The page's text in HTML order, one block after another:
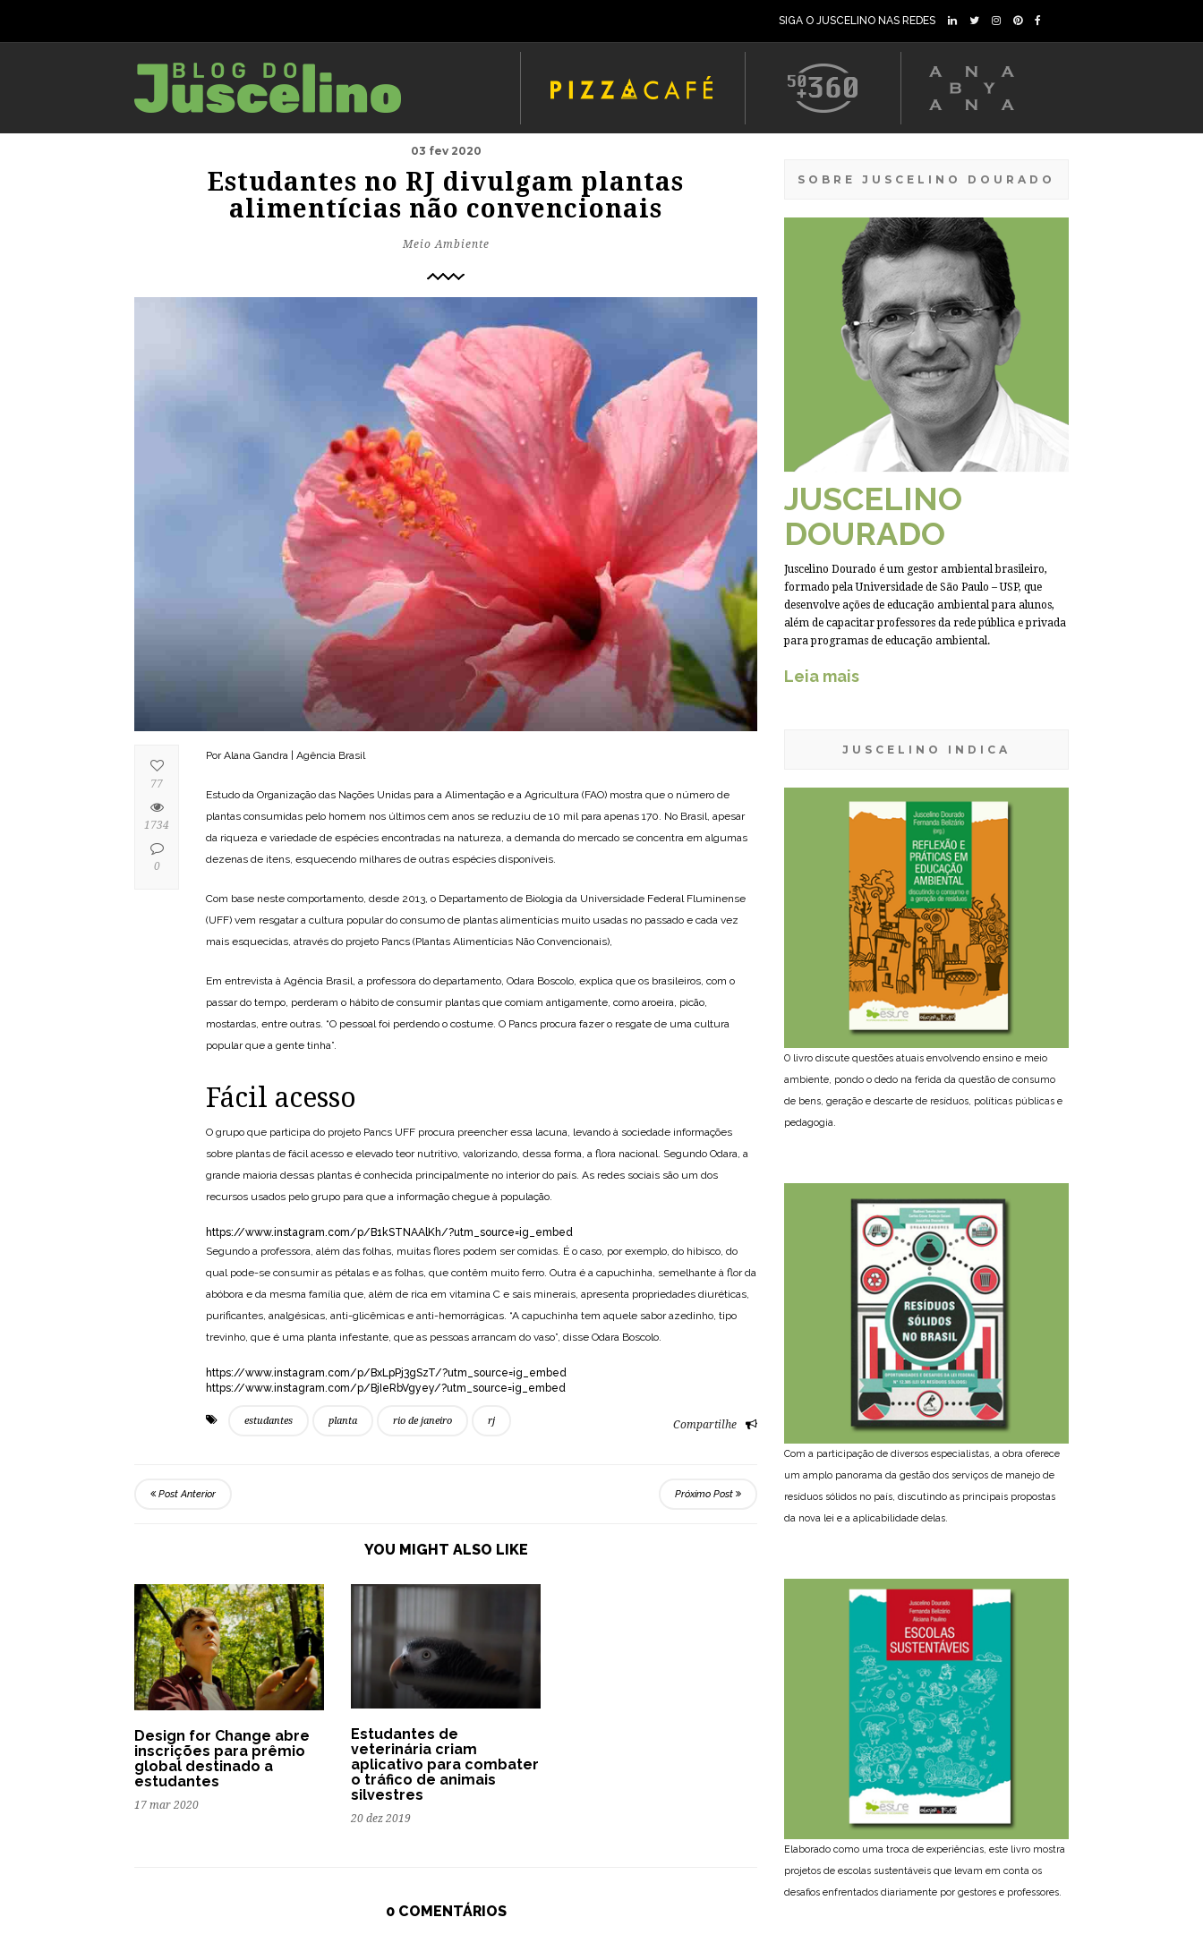
SIGA O JUSCELINO NAS REDES
03 fev 2020
Estudantes no RJ divulgam plantas
alimentícias não convencionais
Meio Ambiente
Por Alana Gandra | Agência Brasil
Estudo da Organização das Nações Unidas para a Alimentação e a Agricultura (FAO) mostra que o número de
plantas consumidas pelo homem nos últimos cem anos se reduziu de 10 mil para apenas 170. No Brasil, apesar
da riqueza e variedade de espécies encontradas na natureza, a demanda do mercado se concentra em algumas
dezenas de itens, esquecendo milhares de outras espécies disponíveis.
Com base neste comportamento, desde 2013, o Departamento de Biologia da Universidade Federal Fluminense
(UFF) vem resgatar a cultura popular do consumo de plantas alimentícias muito usadas no passado e cada vez
mais esquecidas, através do projeto Pancs (Plantas Alimentícias Não Convencionais),
Em entrevista à Agência Brasil, a professora do departamento, Odara Boscolo, explica que os brasileiros, com o
passar do tempo, perderam o hábito de consumir plantas que comiam antigamente, como aroeira, picão,
mostardas, entre outras. “O pessoal foi perdendo o costume. O Pancs procura fazer o resgate de uma cultura
popular que a gente tinha”.
Fácil acesso
O grupo que participa do projeto Pancs UFF procura preencher essa lacuna, levando à sociedade informações
sobre plantas de fácil acesso e elevado teor nutritivo, valorizando, dessa forma, a flora nacional. Segundo Odara, a
grande maioria dessas plantas é conhecida principalmente no interior do país. As redes sociais são um dos
recursos usados pelo grupo para que a informação chegue à população.
https://www.instagram.com/p/B1kSTNAAlKh/?utm_source=ig_embed
Segundo a professora, além das folhas, muitas flores podem ser comidas. É o caso, por exemplo, do hibisco, do
qual pode-se consumir as pétalas e as folhas, que contêm muito ferro. Outra é a capuchinha, semelhante à flor da
abóbora e da mesma família que, além de rica em vitamina C e sais minerais, apresenta propriedades diuréticas,
purificantes, analgésicas, anti-glicêmicas e anti-hemorrágicas. “A capuchinha tem aquele sabor azedinho, tipo
trevinho, que é uma planta infestante, que as pessoas arrancam do vaso”, disse Odara Boscolo.
https://www.instagram.com/p/BxLpPj3gSzT/?utm_source=ig_embed
https://www.instagram.com/p/BjIeRbVgyey/?utm_source=ig_embed
estudantes planta rio de janeiro rj Compartilhe
77
1734
0
Post Anterior Próximo Post
YOU MIGHT ALSO LIKE
Design for Change abre
inscrições para prêmio
global destinado a
estudantes
17 mar 2020
Estudantes de
veterinária criam
aplicativo para combater
o tráfico de animais
silvestres
20 dez 2019
0 COMENTÁRIOS
SOBRE JUSCELINO DOURADO
JUSCELINO
DOURADO
Juscelino Dourado é um gestor ambiental brasileiro,
formado pela Universidade de São Paulo – USP, que
desenvolve ações de educação ambiental para alunos,
além de capacitar professores da rede pública e privada
para programas de educação ambiental.
Leia mais
JUSCELINO INDICA
O livro discute questões atuais envolvendo ensino e meio
ambiente, pondo o dedo na ferida da questão de consumo
de bens, geração e descarte de resíduos, políticas públicas e
pedagogia.
Com a participação de diversos especialistas, a obra oferece
um amplo panorama da gestão dos serviços de manejo de
resíduos sólidos no país, discutindo as principais propostas
da nova lei e a aplicabilidade delas.
Elaborado como uma troca de experiências, este livro mostra
projetos de escolas sustentáveis que levam em conta os
desafios enfrentados diariamente por gestores e professores.